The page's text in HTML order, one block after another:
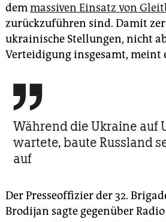
demmassiven Einsatz von
zurückzuführen sind. Damit
ukrainische Stellungen, nicht
Verteidigung insgesamt, meint

Während die Ukraine auf
wartete, baute Russland
auf
Der Presseoffizier der 32.
Brodijan sagte gegenüber Radio